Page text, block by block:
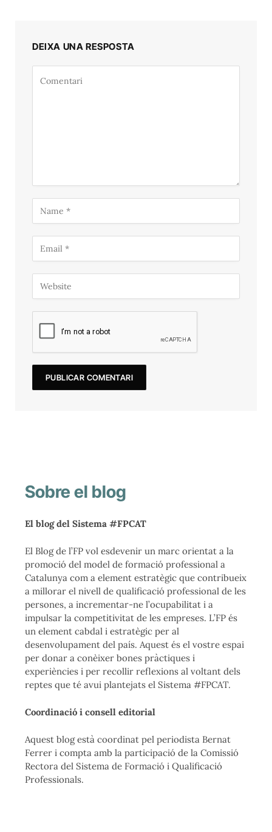
DEIXA UNA RESPOSTA
Sobre el blog
El blog del Sistema #FPCAT
El Blog de l’FP vol esdevenir un marc orientat a la
promoció del model de formació professional a
Catalunya com a element estratègic que contribueix
a millorar el nivell de qualificació professional de les
persones, a incrementar-ne l’ocupabilitat i a
impulsar la competitivitat de les empreses. L’FP és
un element cabdal i estratègic per al
desenvolupament del país. Aquest és el vostre espai
per donar a conèixer bones pràctiques i
experiències i per recollir reflexions al voltant dels
reptes que té avui plantejats el Sistema #FPCAT.
Coordinació i consell editorial
Aquest blog està coordinat pel periodista Bernat
Ferrer i compta amb la participació de la Comissió
Rectora del Sistema de Formació i Qualificació
Professionals.